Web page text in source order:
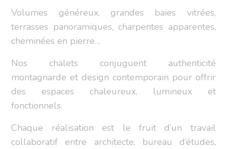
Volumes généreux, grandes baies vitrées,
terrasses panoramiques, charpentes apparentes,
cheminées en pierre…
Nos chalets conjuguent authenticité
montagnarde et design contemporain pour offrir
des espaces chaleureux, lumineux et
fonctionnels.
Chaque réalisation est le fruit d’un travail
collaboratif entre architecte, bureau d’études,